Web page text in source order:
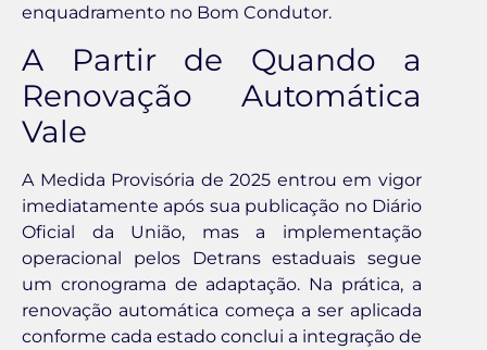
enquadramento no Bom Condutor.
A Partir de Quando a
Renovação Automática
Vale
A Medida Provisória de 2025 entrou em vigor
imediatamente após sua publicação no Diário
Oficial da União, mas a implementação
operacional pelos Detrans estaduais segue
um cronograma de adaptação. Na prática, a
renovação automática começa a ser aplicada
conforme cada estado conclui a integração de